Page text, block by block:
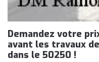
Demandez votre
avant les travaux
dans le 50250 !